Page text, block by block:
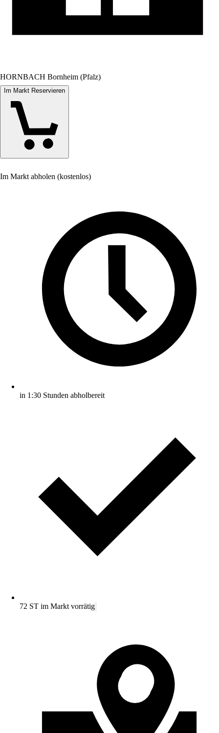
HORNBACH Bornheim (Pfalz)
Im Markt Reservieren
Im Markt abholen (kostenlos)
in 1:30 Stunden abholbereit
72 ST im Markt vorrätig